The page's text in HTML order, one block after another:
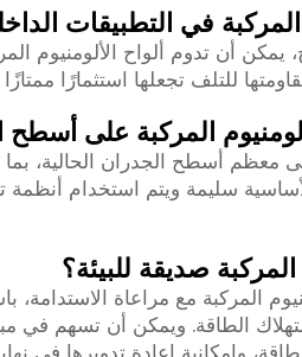
في التطبيقات
للتلف تجعلها استثمارًا
المركبة على أسطح
معظم أسطح الجدران الحالية،
سليمة ويتم استخدام أنظمة
صديقة للبيئة؟
المركبة مع مراعاة الاستدامة،
الطاقة. ويمكن أن تسهم في